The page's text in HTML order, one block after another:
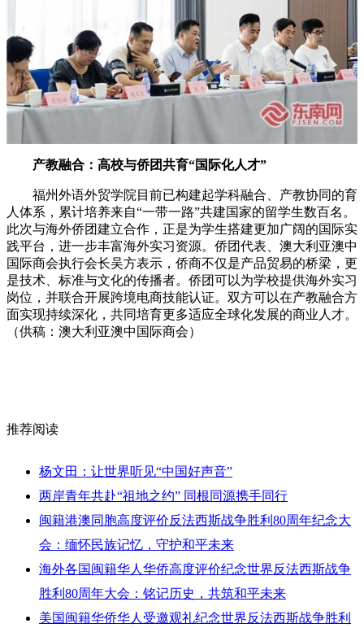
产教融合：高校与侨团共育“国际化人才”
福州外语外贸学院目前已构建起学科融合、产教协同的育
人体系，累计培养来自“一带一路”共建国家的留学生数百名。
此次与海外侨团建立合作，正是为学生搭建更加广阔的国际实
践平台，进一步丰富海外实习资源。侨团代表、澳大利亚澳中
国际商会执行会长吴方表示，侨商不仅是产品贸易的桥梁，更
是技术、标准与文化的传播者。侨团可以为学校提供海外实习
岗位，并联合开展跨境电商技能认证。双方可以在产教融合方
面实现持续深化，共同培育更多适应全球化发展的商业人才。
（供稿：澳大利亚澳中国际商会）
推荐阅读
杨文田：让世界听见“中国好声音”
两岸青年共赴“祖地之约” 同根同源携手同行
闽籍港澳同胞高度评价反法西斯战争胜利80周年纪念大
会：缅怀民族记忆，守护和平未来
海外各国闽籍华人华侨高度评价纪念世界反法西斯战争
胜利80周年大会：铭记历史，共筑和平未来
美国闽籍华侨华人受邀观礼纪念世界反法西斯战争胜利